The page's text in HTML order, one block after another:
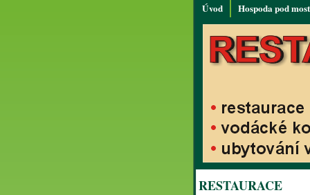
Úvod Hospoda pod
RESTAURACE